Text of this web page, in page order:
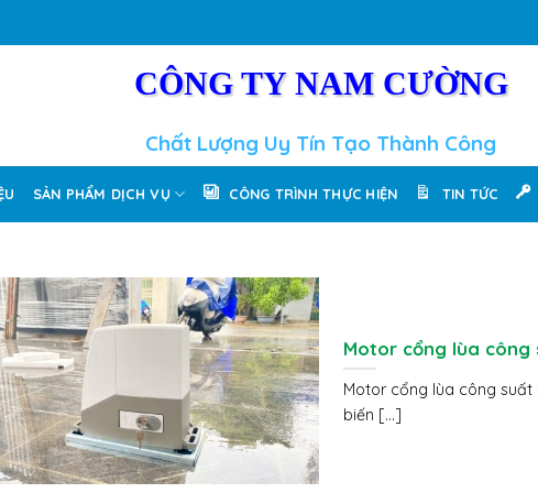
CÔNG TY NAM CƯỜNG
Chất Lượng Uy Tín Tạo Thành Công
SẢN PHẨM DỊCH VỤ CÔNG TRÌNH THỰC HIỆN TIN TỨC
Motor cổng lùa
Motor cổng lùa công
biến [...]